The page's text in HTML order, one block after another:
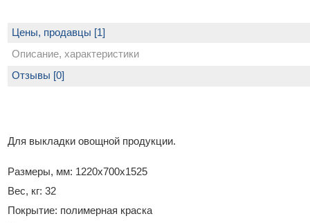
Цены, продавцы [1]
Описание, характеристики
Для выкладки овощной продукции.
Размеры, мм: 1220x700x1525
Вес, кг: 32
Покрытие: полимерная краска
Отзывы [0]